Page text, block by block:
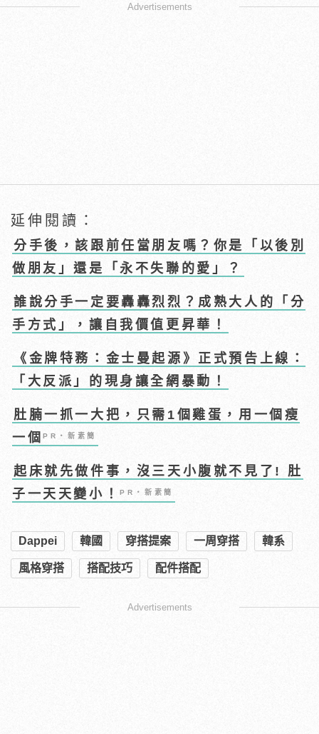
Advertisements
延伸閱讀：
分手後，該跟前任當朋友嗎？你是「以後別
做朋友」還是「永不失聯的愛」？
誰說分手一定要轟轟烈烈？成熟大人的「分
手方式」，讓自我價值更昇華！
《金牌特務：金士曼起源》正式預告上線：
「大反派」的現身讓全網暴動！
肚腩一抓一大把，只需1個雞蛋，用一個瘦
一個PR・新素簡
起床就先做件事，沒三天小腹就不見了! 肚
子一天天變小！PR・新素簡
Dappei 韓國 穿搭提案 一周穿搭 韓系
風格穿搭 搭配技巧 配件搭配
Advertisements